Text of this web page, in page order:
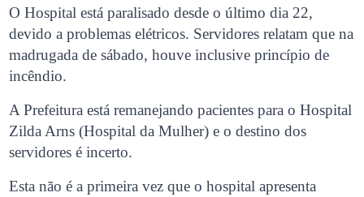
O Hospital está paralisado desde o último dia 22,
devido a problemas elétricos. Servidores relatam que na
madrugada de sábado, houve inclusive princípio de
incêndio.
A Prefeitura está remanejando pacientes para o Hospital
Zilda Arns (Hospital da Mulher) e o destino dos
servidores é incerto.
Esta não é a primeira vez que o hospital apresenta